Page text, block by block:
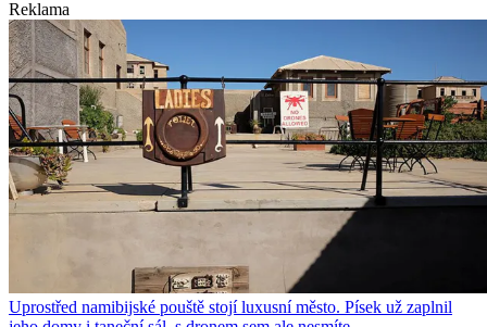
Reklama
Uprostřed namibijské pouště stojí luxusní město. Písek už zaplnil